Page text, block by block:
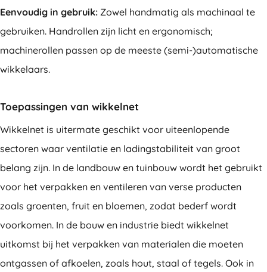
Eenvoudig in gebruik: Zowel handmatig als machinaal te
gebruiken. Handrollen zijn licht en ergonomisch;
machinerollen passen op de meeste (semi-)automatische
wikkelaars.
Toepassingen van wikkelnet
Wikkelnet is uitermate geschikt voor uiteenlopende
sectoren waar ventilatie en ladingstabiliteit van groot
belang zijn. In de landbouw en tuinbouw wordt het gebruikt
voor het verpakken en ventileren van verse producten
zoals groenten, fruit en bloemen, zodat bederf wordt
voorkomen. In de bouw en industrie biedt wikkelnet
uitkomst bij het verpakken van materialen die moeten
ontgassen of afkoelen, zoals hout, staal of tegels. Ook in